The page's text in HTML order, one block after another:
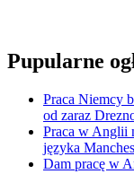
Pupularne
Praca Niemcy
od zaraz
Praca w Anglii
języka
Dam pracę w